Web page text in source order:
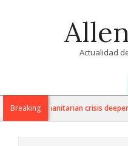
Actualidad
Navigation
MenuBreaking
as humanitarian crisis deepens